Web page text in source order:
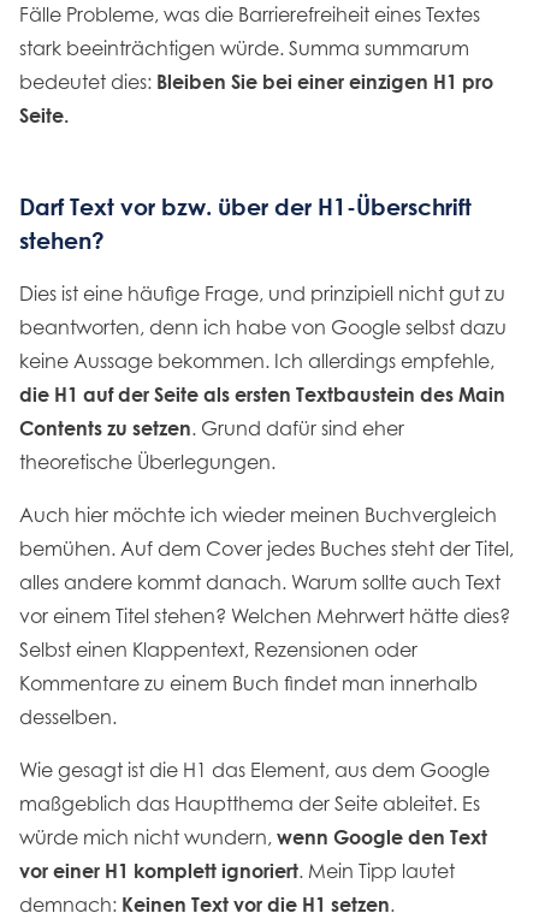
Fälle Probleme, was die Barrierefreiheit eines Textes
stark beeinträchtigen würde. Summa summarum
bedeutet dies: Bleiben Sie bei einer einzigen H1 pro
Seite.
Darf Text vor bzw. über der H1-Überschrift
stehen?
Dies ist eine häufige Frage, und prinzipiell nicht gut zu
beantworten, denn ich habe von Google selbst dazu
keine Aussage bekommen. Ich allerdings empfehle,
die H1 auf der Seite als ersten Textbaustein des Main
Contents zu setzen. Grund dafür sind eher
theoretische Überlegungen.
Auch hier möchte ich wieder meinen Buchvergleich
bemühen. Auf dem Cover jedes Buches steht der Titel,
alles andere kommt danach. Warum sollte auch Text
vor einem Titel stehen? Welchen Mehrwert hätte dies?
Selbst einen Klappentext, Rezensionen oder
Kommentare zu einem Buch findet man innerhalb
desselben.
Wie gesagt ist die H1 das Element, aus dem Google
maßgeblich das Hauptthema der Seite ableitet. Es
würde mich nicht wundern, wenn Google den Text
vor einer H1 komplett ignoriert. Mein Tipp lautet
demnach: Keinen Text vor die H1 setzen.